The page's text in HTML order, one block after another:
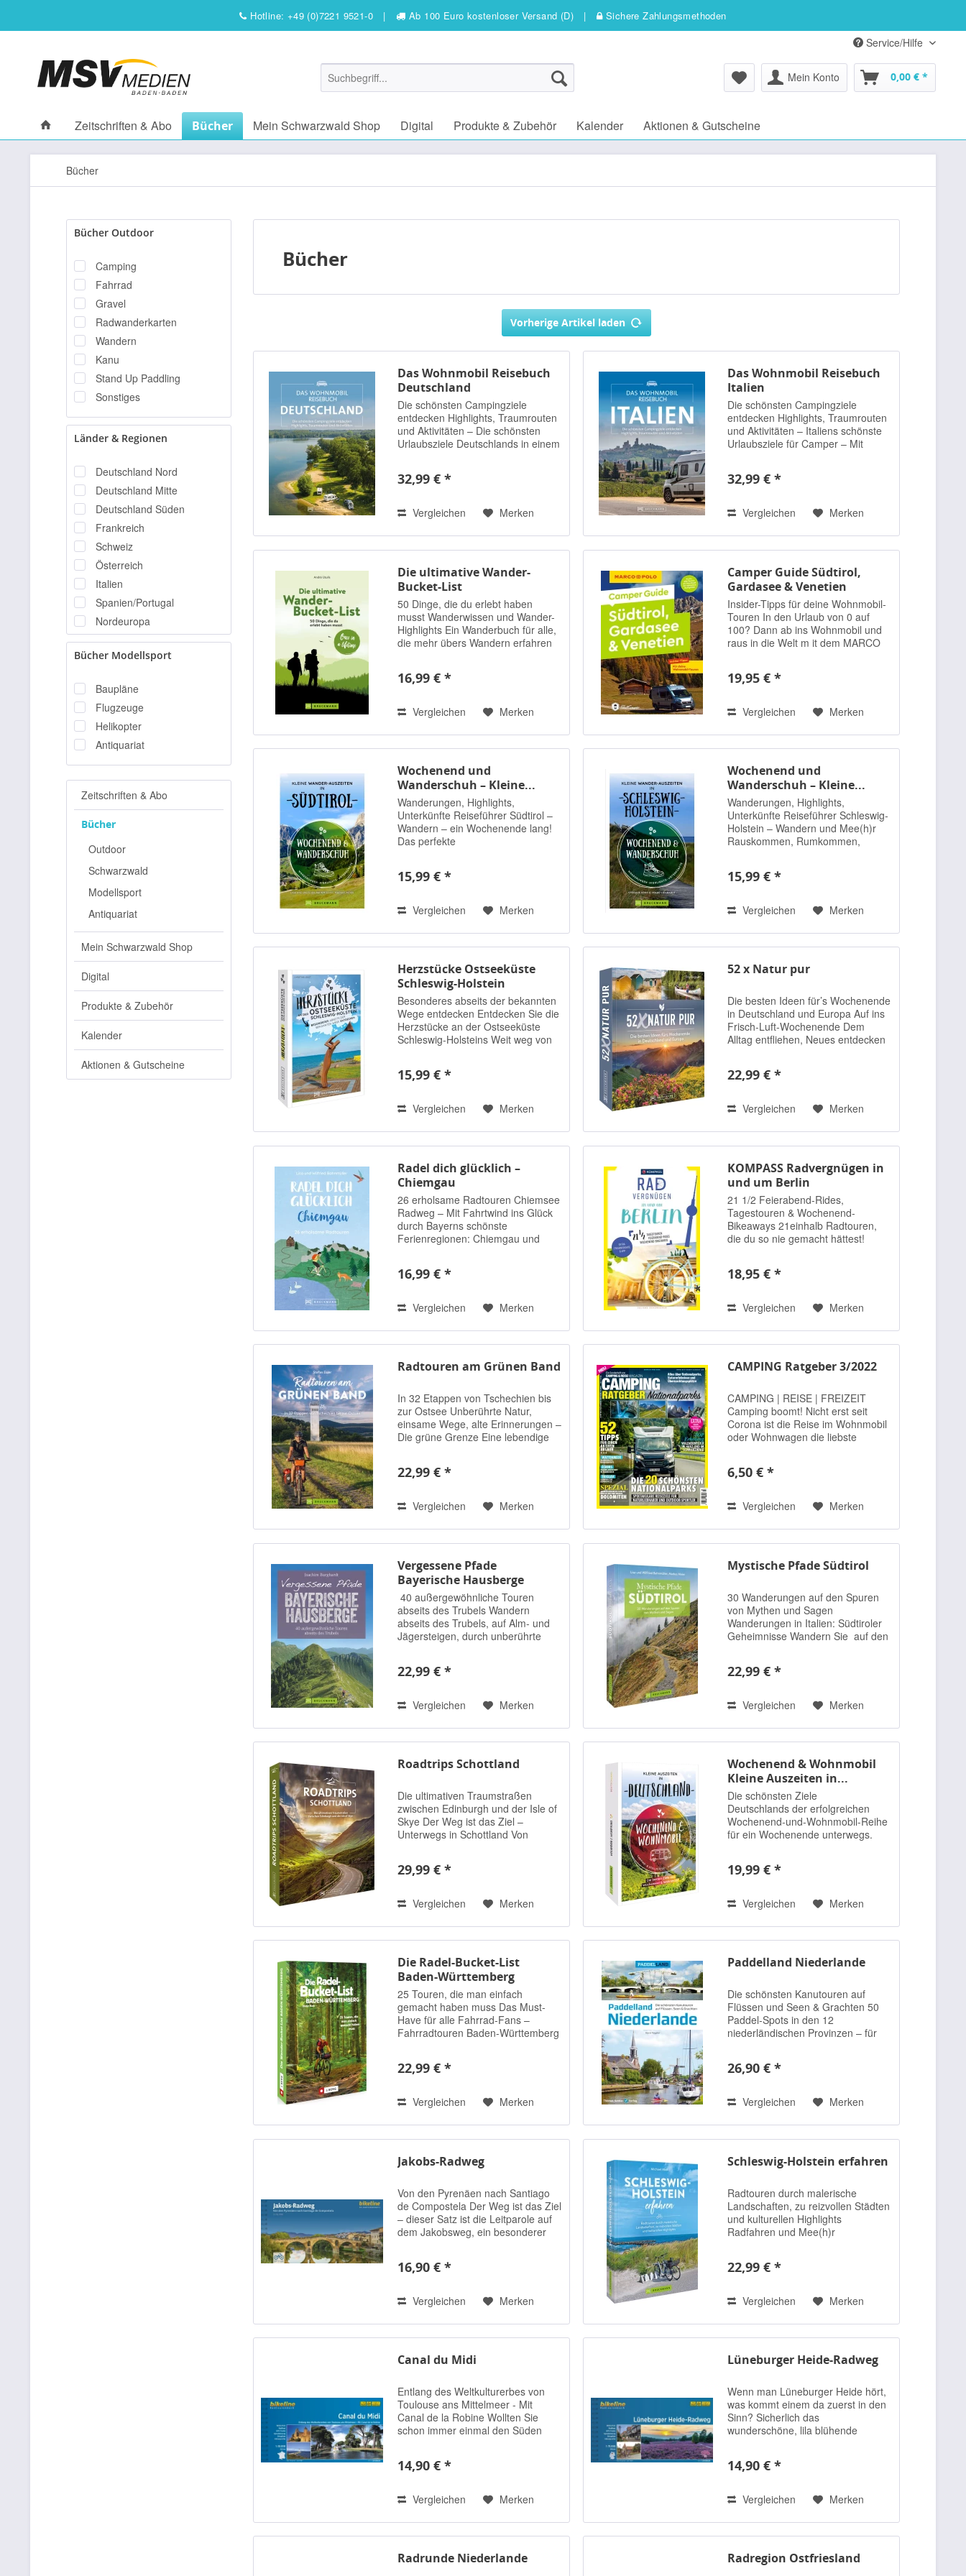
Hotline: +49 (0)7221 9521-0 | Ab 100 Euro kostenloser Versand (D) | Sichere Zahlungsmethoden
Service/Hilfe
Mein Konto 0,00 € *
Zeitschriften & Abo Bücher Mein Schwarzwald Shop Digital Produkte & Zubehör Kalender Aktionen & Gutscheine
Bücher
Bücher Outdoor
Camping
Fahrrad
Gravel
Radwanderkarten
Wandern
Kanu
Stand Up Paddling
Sonstiges
Länder & Regionen
Deutschland Nord
Deutschland Mitte
Deutschland Süden
Frankreich
Schweiz
Österreich
Italien
Spanien/Portugal
Nordeuropa
BeNeLux
Rest der Welt
Bücher Modellsport
Baupläne
Flugzeuge
Helikopter
Antiquariat
Zeitschriften & Abo
Bücher
Outdoor
Schwarzwald
Modellsport
Antiquariat
Mein Schwarzwald Shop
Digital
Produkte & Zubehör
Kalender
Aktionen & Gutscheine
Bücher
Vorherige Artikel laden
Das Wohnmobil Reisebuch
Deutschland
Die schönsten Campingziele
entdecken Highlights, Traumrouten
und Aktivitäten – Die schönsten
Urlaubsziele Deutschlands in einem
jedem Ziel – Ergänzt um
32,99 € *
Vergleichen Merken
Das Wohnmobil Reisebuch
Italien
Die schönsten Campingziele
entdecken Highlights, Traumrouten
und Aktivitäten – Italiens schönste
Urlaubsziele für Camper – Mit
jedem Ziel – Tolle inspirierende
32,99 € *
Vergleichen Merken
Die ultimative Wander-
Bucket-List
50 Dinge, die du erlebt haben
musst Wanderwissen und Wander-
Highlights Ein Wanderbuch für alle,
die mehr übers Wandern erfahren
möchten. Einen Rucksack perfekt
16,99 € *
Vergleichen Merken
Camper Guide Südtirol,
Gardasee & Venetien
Insider-Tipps für deine Wohnmobil-
Touren In den Urlaub von 0 auf
100? Dann ab ins Wohnmobil und
raus in die Welt m it dem MARCO
Routenplanung: 6 Touren zu den
19,95 € *
Vergleichen Merken
Wochenend und
Wanderschuh – Kleine...
Wanderungen, Highlights,
Unterkünfte Reiseführer Südtirol –
Wandern – ein Wochenende lang!
Das perfekte
recherchierte Wanderziele zwischen
15,99 € *
Vergleichen Merken
Wochenend und
Wanderschuh – Kleine...
Wanderungen, Highlights,
Unterkünfte Reiseführer Schleswig-
Holstein – Wandern und Mee(h)r
Rauskommen, Rumkommen,
zwischen den Meeren braucht es
15,99 € *
Vergleichen Merken
Herzstücke Ostseeküste
Schleswig-Holstein
Besonderes abseits der bekannten
Wege entdecken Entdecken Sie die
Herzstücke an der Ostseeküste
Schleswig-Holsteins Weit weg von
Schleswig-Holstein kennenlernen
15,99 € *
Vergleichen Merken
52 x Natur pur
Die besten Ideen für’s Wochenende
in Deutschland und Europa Auf ins
Frisch-Luft-Wochenende Dem
Alltag entfliehen, Neues entdecken
traumhafte Orte für einen
22,99 € *
Vergleichen Merken
Radel dich glücklich –
Chiemgau
26 erholsame Radtouren Chiemsee
Radweg – Mit Fahrtwind ins Glück
durch Bayerns schönste
Ferienregionen: Chiemgau und
die Chiemgauer Berge vor Augen
16,99 € *
Vergleichen Merken
KOMPASS Radvergnügen in
und um Berlin
21 1/2 Feierabend-Rides,
Tagestouren & Wochenend-
Bikeaways 21einhalb Radtouren,
die du so nie gemacht hättest!
Runterschalten und
hier ist für alle die...
18,95 € *
Vergleichen Merken
Radtouren am Grünen Band
In 32 Etappen von Tschechien bis
zur Ostsee Unberührte Natur,
einsame Wege, alte Erinnerungen –
Die grüne Grenze Eine lebendige
innerdeutschen Grenze! Der
22,99 € *
Vergleichen Merken
CAMPING Ratgeber 3/2022
CAMPING | REISE | FREIZEIT
Camping boomt! Nicht erst seit
Corona ist die Reise im Wohnmobil
oder Wohnwagen die liebste
ein Sonderheft des Camping &
6,50 € *
Vergleichen Merken
Vergessene Pfade
Bayerische Hausberge
40 außergewöhnliche Touren
abseits des Trubels Wandern
abseits des Trubels, auf Alm- und
Jägersteigen, durch unberührte
erklommenen Gipfeln. Was man
22,99 € *
Vergleichen Merken
Mystische Pfade Südtirol
30 Wanderungen auf den Spuren
von Mythen und Sagen
Wanderungen in Italien: Südtiroler
Geheimnisse Wandern Sie auf den
dabei die Kraftorte und...
22,99 € *
Vergleichen Merken
Roadtrips Schottland
Die ultimativen Traumstraßen
zwischen Edinburgh und der Isle of
Skye Der Weg ist das Ziel –
Unterwegs in Schottland Von
29,99 € *
Vergleichen Merken
Wochenend & Wohnmobil
Kleine Auszeiten in...
Die schönsten Ziele
Deutschlands der erfolgreichen
Wochenend-und-Wohnmobil-Reihe
für ein Wochenende unterwegs.
nach ...
19,99 € *
Vergleichen Merken
Die Radel-Bucket-List
Baden-Württemberg
25 Touren, die man einfach
gemacht haben muss Das Must-
Have für alle Fahrrad-Fans –
Fahrradtouren Baden-Württemberg
gehört? Rad-Achter Liebliches
22,99 € *
Vergleichen Merken
Paddelland Niederlande
Die schönsten Kanutouren auf
Flüssen und Seen & Grachten 50
Paddel-Spots in den 12
niederländischen Provinzen – für
schuf, dann schufen die Holländer
26,90 € *
Vergleichen Merken
Jakobs-Radweg
Von den Pyrenäen nach Santiago
de Compostela Der Weg ist das Ziel
– dieser Satz ist die Leitparole auf
dem Jakobsweg, ein besonderer
führt von Saint Jean-Pied-de Port
16,90 € *
Vergleichen Merken
Schleswig-Holstein erfahren
Radtouren durch malerische
Landschaften, zu reizvollen Städten
und kulturellen Highlights
Radfahren und Mee(h)r
begeistert Radreisende mit tollen
22,99 € *
Vergleichen Merken
Canal du Midi
Entlang des Weltkulturerbes von
Toulouse ans Mittelmeer - Mit
Canal de la Robine Wollten Sie
schon immer einmal den Süden
liebsten entlang eines UNESCO-
14,90 € *
Vergleichen Merken
Lüneburger Heide-Radweg
Wenn man Lüneburger Heide hört,
was kommt einem da zuerst in den
Sinn? Sicherlich das
wunderschöne, lila blühende
noch weit mehr zu bieten! Sie
14,90 € *
Vergleichen Merken
Radrunde Niederlande Radregion Ostfriesland